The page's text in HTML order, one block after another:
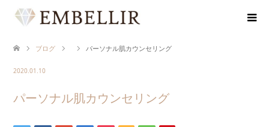
ブログ パーソナル肌カウンセリング
2020.01.10
パーソナル肌カウンセリング